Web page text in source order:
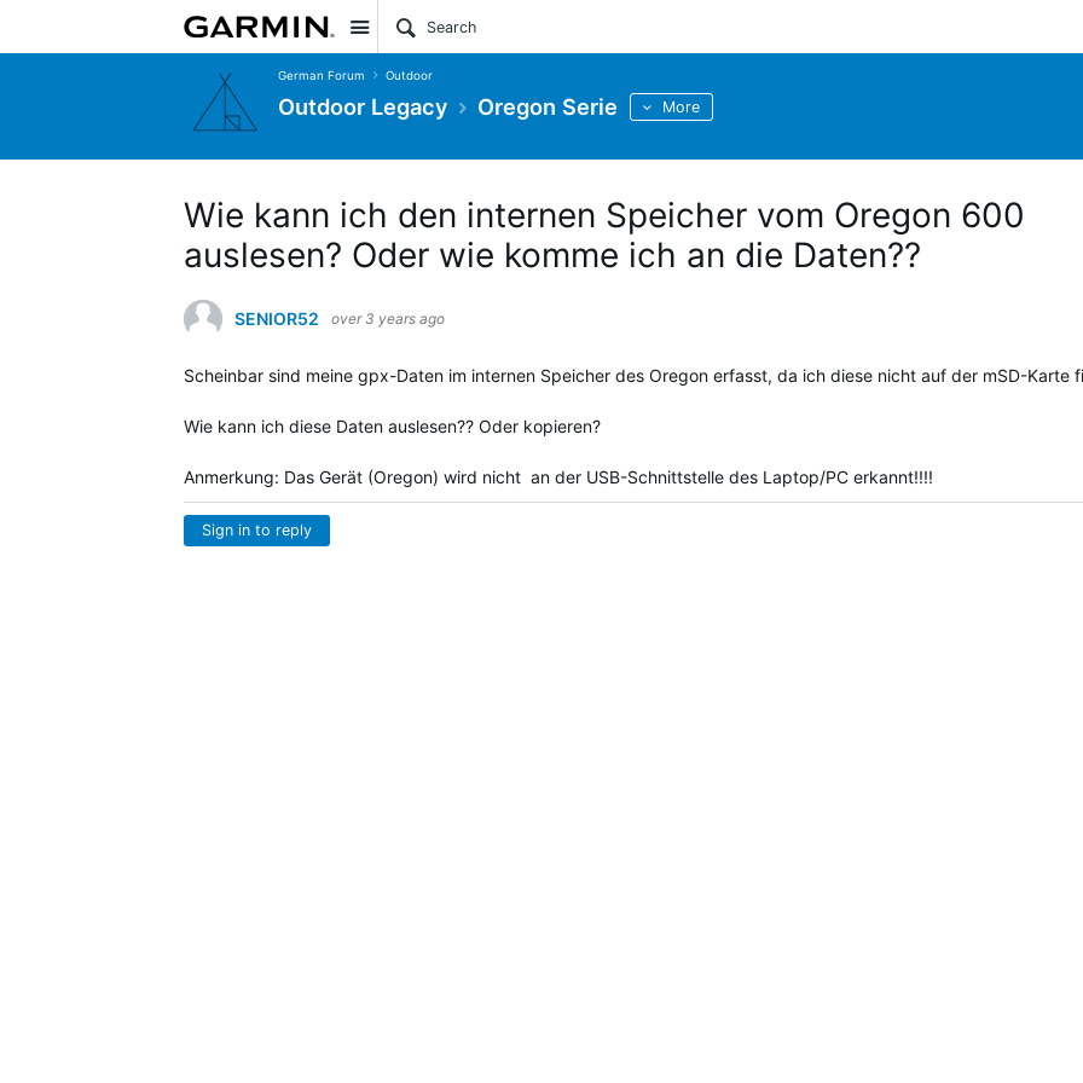
Site
German Forum Outdoor
Outdoor Legacy Oregon Serie More
Wie kann ich den internen Speicher vom Oregon 600
auslesen? Oder wie komme ich an die Daten??
SENIOR52 over 3 years ago
Scheinbar sind meine gpx-Daten im internen Speicher des Oregon erfasst, da ich diese nicht auf der mSD-Karte
Wie kann ich diese Daten auslesen?? Oder kopieren?
Anmerkung: Das Gerät (Oregon) wird nicht an der USB-Schnittstelle des Laptop/PC erkannt!!!!
Sign in to reply